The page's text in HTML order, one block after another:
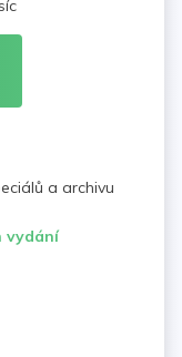
a archivu
vydání